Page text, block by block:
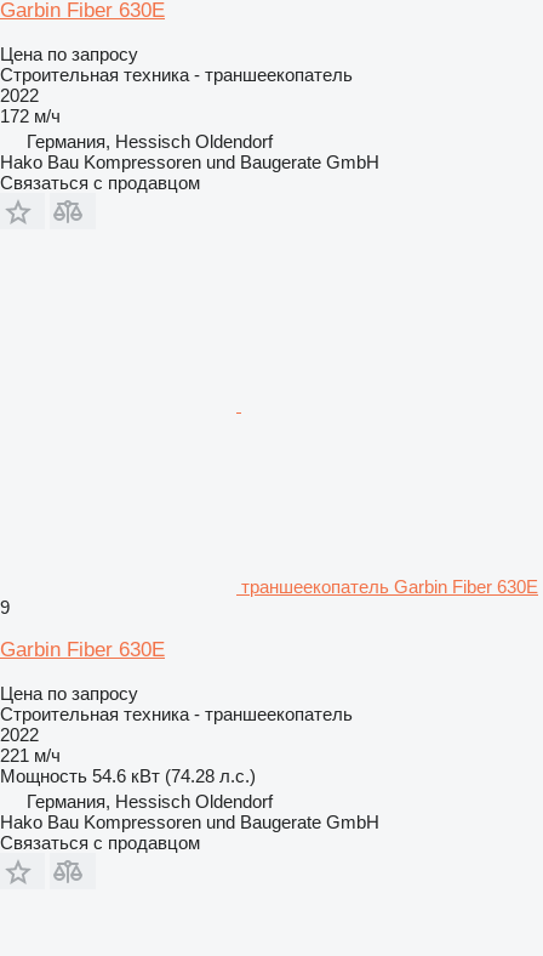
Garbin Fiber 630E
Цена по запросу
Строительная техника - траншеекопатель
2022
172 м/ч
Германия, Hessisch Oldendorf
Hako Bau Kompressoren und Baugerate GmbH
Связаться с продавцом
траншеекопатель Garbin Fiber 630E
9
Garbin Fiber 630E
Цена по запросу
Строительная техника - траншеекопатель
2022
221 м/ч
Мощность 54.6 кВт (74.28 л.с.)
Германия, Hessisch Oldendorf
Hako Bau Kompressoren und Baugerate GmbH
Связаться с продавцом